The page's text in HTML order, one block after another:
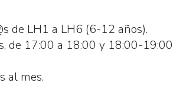
de LH1 a LH6 (6-12 años).
de 17:00 a 18:00 y 18:00-19:00
al mes.